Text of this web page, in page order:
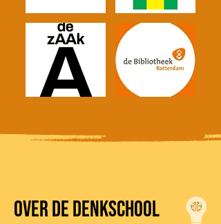
Over De Denkschool